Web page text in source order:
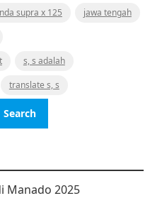
supra x 125
jawa tengah
s, s adalah
translate s, s
Manado 2025